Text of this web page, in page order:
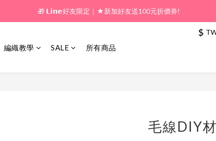
🎁 新好友購物金｜★加入新會員領券送100元!
$
編織教學 SALE 所有商品
毛線DIY